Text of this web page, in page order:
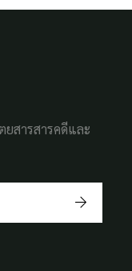
สารสารคดีและ